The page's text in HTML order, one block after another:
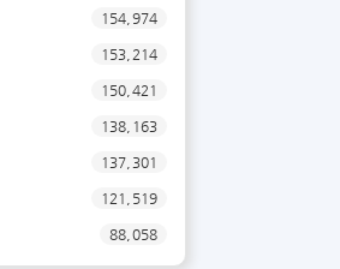
154,974
153,214
150,421
138,163
137,301
121,519
88,058